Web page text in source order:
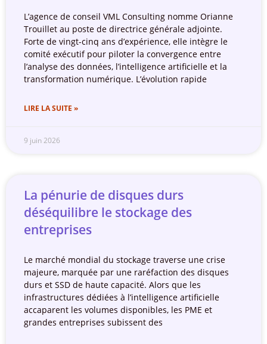
L’agence de conseil VML Consulting nomme Orianne
Trouillet au poste de directrice générale adjointe.
Forte de vingt-cinq ans d’expérience, elle intègre le
comité exécutif pour piloter la convergence entre
l’analyse des données, l’intelligence artificielle et la
transformation numérique. L’évolution rapide
LIRE LA SUITE »
9 juin 2026
La pénurie de disques durs
déséquilibre le stockage des
entreprises
Le marché mondial du stockage traverse une crise
majeure, marquée par une raréfaction des disques
durs et SSD de haute capacité. Alors que les
infrastructures dédiées à l’intelligence artificielle
accaparent les volumes disponibles, les PME et
grandes entreprises subissent des